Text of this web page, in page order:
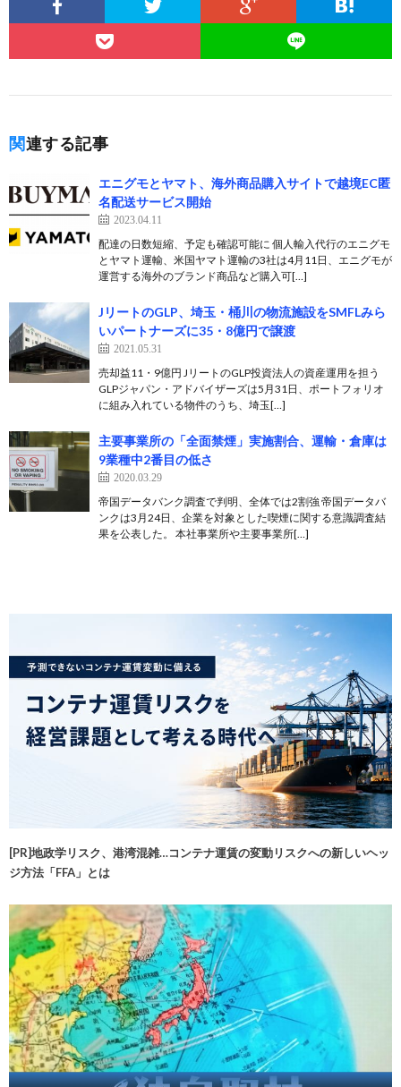
関連する記事
エニグモとヤマト、海外商品購入サイトで越境EC匿
名配送サービス開始
2023.04.11
配達の日数短縮、予定も確認可能に 個人輸入代行のエニグモ
とヤマト運輸、米国ヤマト運輸の3社は4月11日、エニグモが
運営する海外のブランド商品など購入可[…]
JリートのGLP、埼玉・桶川の物流施設をSMFLみら
いパートナーズに35・8億円で譲渡
2021.05.31
売却益11・9億円 JリートのGLP投資法人の資産運用を担う
GLPジャパン・アドバイザーズは5月31日、ポートフォリオ
に組み入れている物件のうち、埼玉[…]
主要事業所の「全面禁煙」実施割合、運輸・倉庫は
9業種中2番目の低さ
2020.03.29
帝国データバンク調査で判明、全体では2割強 帝国データバ
ンクは3月24日、企業を対象とした喫煙に関する意識調査結
果を公表した。 本社事業所や主要事業所[…]
[PR]地政学リスク、港湾混雑…コンテナ運賃の変動リスクへの新しいヘッ
ジ方法「FFA」とは